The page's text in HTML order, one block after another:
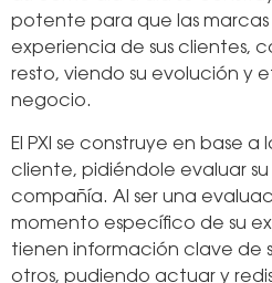
potente para que las
experiencia de sus clientes,
resto, viendo su evolución y
negocio.
El PXI se construye en base a
cliente, pidiéndole evaluar
compañía. Al ser una
momento específico de su
tienen información clave de
otros, pudiendo actuar y